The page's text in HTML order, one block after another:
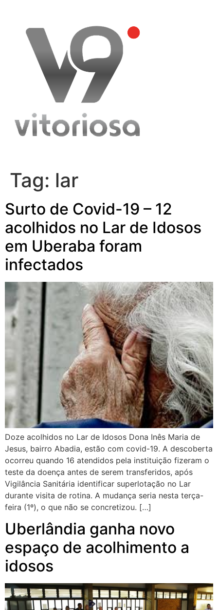
content
Tag: lar
Surto de Covid-19 – 12
acolhidos no Lar de Idosos
em Uberaba foram
infectados
Doze acolhidos no Lar de Idosos Dona Inês Maria de
Jesus, bairro Abadia, estão com covid-19. A descoberta
ocorreu quando 16 atendidos pela instituição fizeram o
teste da doença antes de serem transferidos, após
Vigilância Sanitária identificar superlotação no Lar
durante visita de rotina. A mudança seria nesta terça-
feira (1º), o que não se concretizou. […]
Uberlândia ganha novo
espaço de acolhimento a
idosos